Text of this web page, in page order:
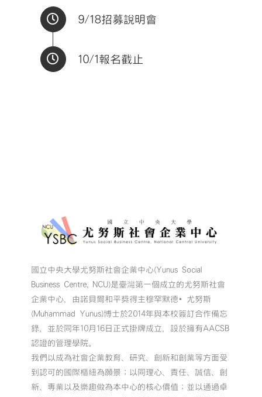
9/18招募說明會
10/1報名截止
國立中央大學尤努斯社會企業中心(Yunus Social
Business Centre, NCU)是臺灣第一個成立的尤努斯社會
企業中心，由諾貝爾和平獎得主穆罕默德•尤努斯
(Muhammad Yunus)博士於2014年與本校簽訂合作備忘
錄，並於同年10月16日正式掛牌成立，設於擁有AACSB
認證的管理學院。
我們以成為社會企業教育、研究、創新和創業等方面受
到認可的國際樞紐為願景；以同理心、責任、誠信、創
新、專業以及樂趣做為本中心的核心價值；並以通過卓